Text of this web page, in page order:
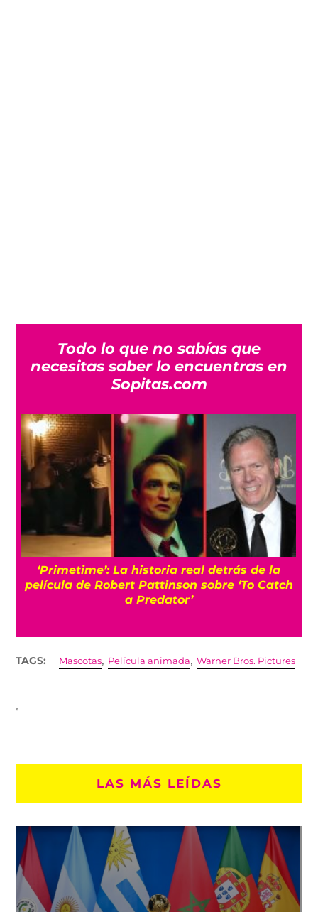
Todo lo que no sabías que
necesitas saber lo encuentras en
Sopitas.com
‘Primetime’: La historia real detrás de la
película de Robert Pattinson sobre ‘To Catch
a Predator’
TAGS: Mascotas, Película animada,Warner Bros. Pictures
LAS MÁS LEÍDAS